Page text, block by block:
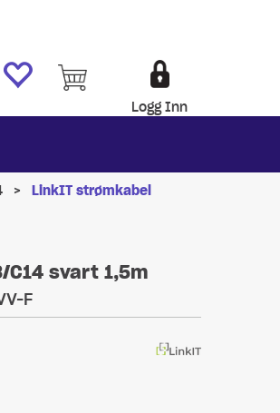
Logg Inn
>
LinkIT strømkabel
svart 1,5m
F